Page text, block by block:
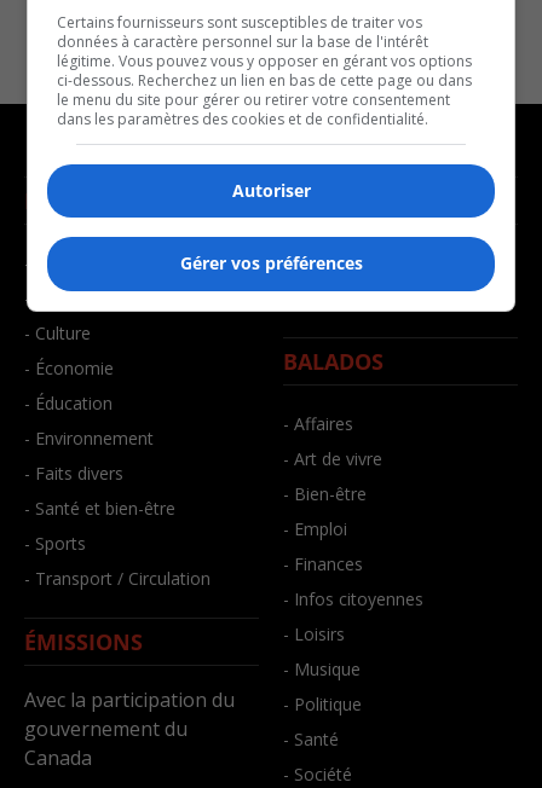
NOUVELLES
- Affaires municipales
- Communauté / Social
- Culture
- Économie
- Éducation
- Environnement
- Faits divers
- Santé et bien-être
- Sports
- Transport / Circulation
ÉMISSIONS
Avec la participation du
gouvernement du
Canada
MUSIQUE
- Décompte franco
- Joué récemment
BALADOS
- Affaires
- Art de vivre
- Bien-être
- Emploi
- Finances
- Infos citoyennes
- Loisirs
- Musique
- Politique
- Santé
- Société
Certains fournisseurs sont susceptibles de traiter vos
données à caractère personnel sur la base de l'intérêt
légitime. Vous pouvez vous y opposer en gérant vos options
ci-dessous. Recherchez un lien en bas de cette page ou dans
le menu du site pour gérer ou retirer votre consentement
dans les paramètres des cookies et de confidentialité.
Autoriser
Gérer vos préférences